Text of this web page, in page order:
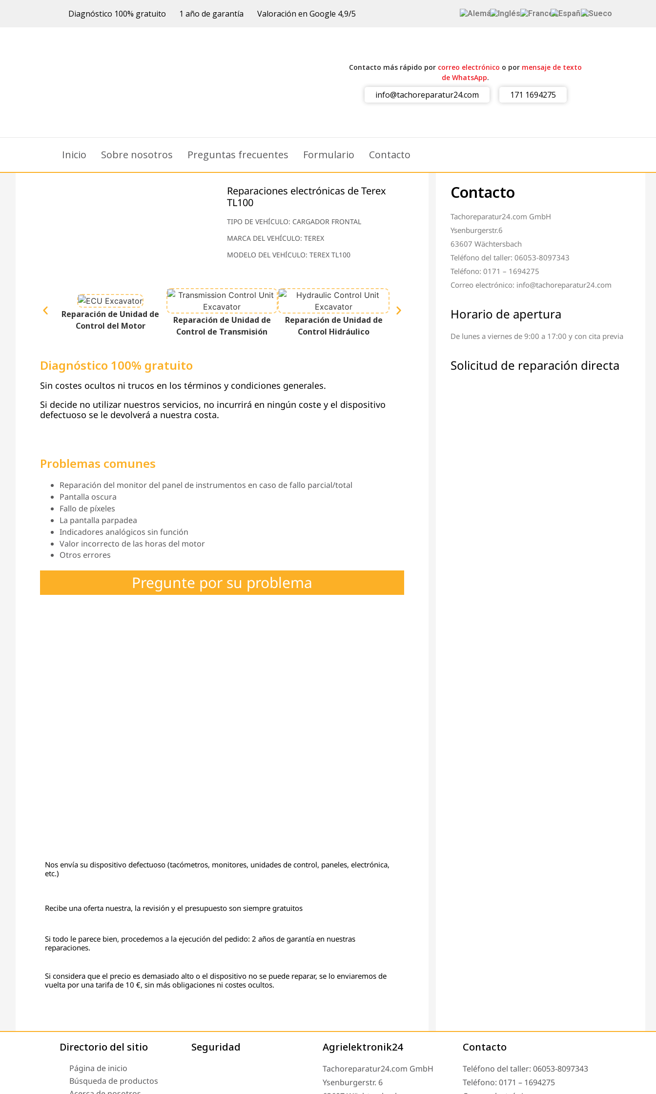
Diagnóstico 100% gratuito 1 año de garantía Valoración en Google 4,9/5
Contacto más rápido por correo electrónico o por mensaje de texto
de WhatsApp.
info@tachoreparatur24.com 171 1694275
Inicio Sobre nosotros Preguntas frecuentes Formulario Contacto
Reparaciones electrónicas de Terex
TL100
TIPO DE VEHÍCULO: CARGADOR FRONTAL
MARCA DEL VEHÍCULO: TEREX
MODELO DEL VEHÍCULO: TEREX TL100
Reparación de Unidad de
Control del Motor
Reparación de Unidad de
Control de Transmisión
Reparación de Unidad de
Control Hidráulico
Reparación de Terminal y
Reparación de Todos los
Diagnóstico 100% gratuito
Sin costes ocultos ni trucos en los términos y condiciones generales.
Si decide no utilizar nuestros servicios, no incurrirá en ningún coste y el dispositivo
defectuoso se le devolverá a nuestra costa.
Problemas comunes
Reparación del monitor del panel de instrumentos en caso de fallo parcial/total
Pantalla oscura
Fallo de píxeles
La pantalla parpadea
Indicadores analógicos sin función
Valor incorrecto de las horas del motor
Otros errores
Pregunte por su problema
Nos envía su dispositivo defectuoso (tacómetros, monitores, unidades de control, paneles, electrónica,
etc.)
Recibe una oferta nuestra, la revisión y el presupuesto son siempre gratuitos
Si todo le parece bien, procedemos a la ejecución del pedido: 2 años de garantía en nuestras
reparaciones.
Si considera que el precio es demasiado alto o el dispositivo no se puede reparar, se lo enviaremos de
vuelta por una tarifa de 10 €, sin más obligaciones ni costes ocultos.
Contacto
Tachoreparatur24.com GmbH
Ysenburgerstr.6
63607 Wächtersbach
Teléfono del taller: 06053-8097343
Teléfono: 0171 – 1694275
Correo electrónico: info@tachoreparatur24.com
Horario de apertura
De lunes a viernes de 9:00 a 17:00 y con cita previa
Solicitud de reparación directa
Directorio del sitio
Página de inicio
Búsqueda de productos
Seguridad Agrielektronik24
Tachoreparatur24.com GmbH
Ysenburgerstr. 6
Contacto
Teléfono del taller: 06053-8097343
Teléfono: 0171 – 1694275